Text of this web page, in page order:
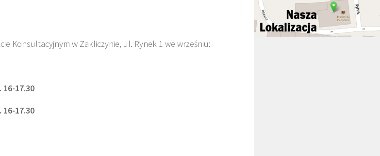
Konsultacyjnym w Zakliczynie, ul. Rynek 1 we wrześniu:
16-17.30
16-17.30